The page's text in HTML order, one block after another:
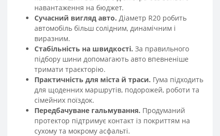
навантаження на бюджет.
Сучасний вигляд авто. Діаметр R20 робить
автомобіль більш солідним, динамічним і
виразним.
Стабільність на швидкості. За правильного
підбору шини допомагають авто впевненіше
тримати траєкторію.
Практичність для міста й траси. Гума підходить
для щоденних маршрутів, подорожей, роботи та
сімейних поїздок.
Передбачуване гальмування. Продуманий
протектор підтримує контакт із покриттям на
сухому та мокрому асфальті.